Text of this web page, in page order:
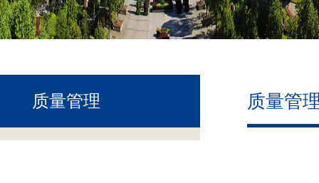
质量管理 质量管